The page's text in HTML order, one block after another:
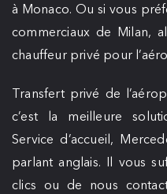
à Monaco. Ou si vous
commerciaux de Milan,
chauffeur privé pour
Transfert privé de
c’est la meilleure
Service d’accueil,
parlant anglais. Il vous
clics ou de nous